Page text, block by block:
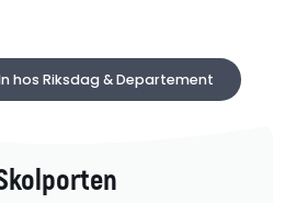
hos Riksdag & Departement